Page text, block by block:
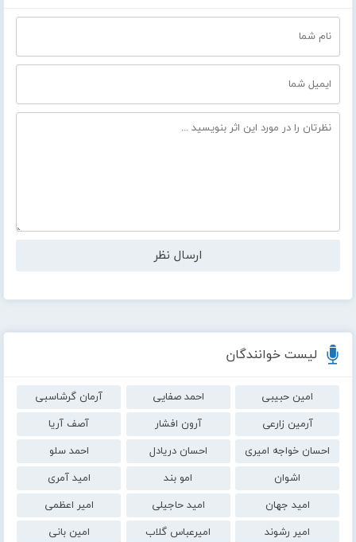
لیست خوانندگان
امین حبیبی احمد صفایی
آرمان گرشاسبی
آرمین زارعی
آرون افشار
آصف آریا
احسان خواجه امیری
احسان دریادل
احمد سلو
اشوان
امو بند
امید آمری
امید جهان
امید حاجیلی
امیر اعظمی
امیر رشوند
امیرعباس گلاب
امین بانی